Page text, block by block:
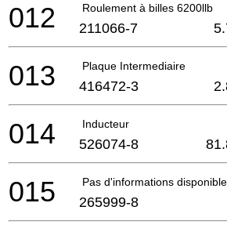
Roulement à billes 6200llb
012 211066-7
Plaque Intermediaire
013 416472-3
Inducteur
014 526074-8
Pas d'informations
015 265999-8